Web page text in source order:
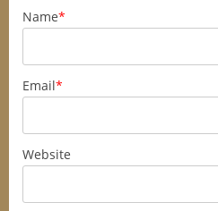
Name*
Email*
Website